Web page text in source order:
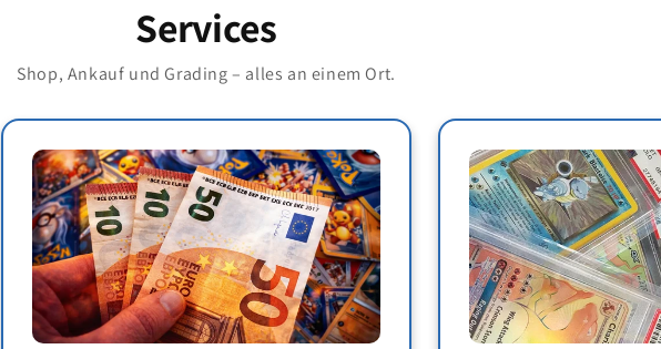
Services
Shop, Ankauf und Grading – alles an einem Ort.